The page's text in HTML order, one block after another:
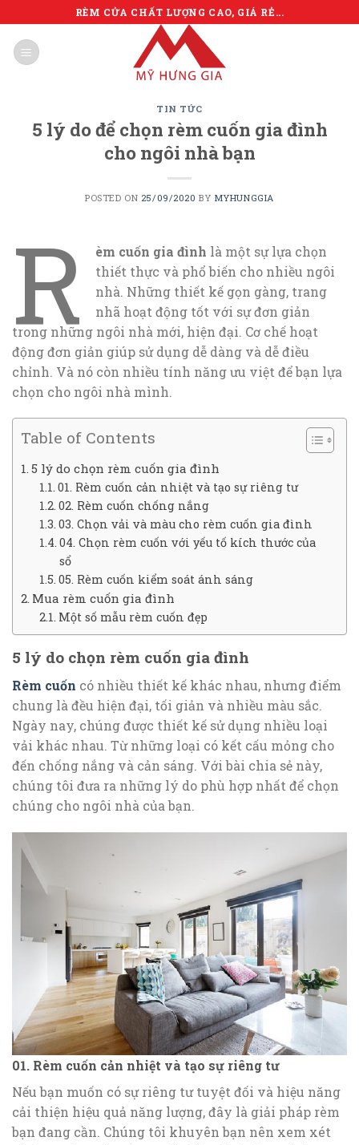
to
content
RÈM CỬA CHẤT LƯỢNG CAO, GIÁ RẺ...
TIN TỨC
5 lý do để chọn rèm cuốn gia đình
cho ngôi nhà bạn
POSTED ON 25/09/2020 BY MYHUNGGIA
R èm cuốn gia đình là một sự lựa chọn
thiết thực và phổ biến cho nhiều ngôi
nhà. Những thiết kế gọn gàng, trang
nhã hoạt động tốt với sự đơn giản
trong những ngôi nhà mới, hiện đại. Cơ chế hoạt
động đơn giản giúp sử dụng dễ dàng và dễ điều
chỉnh. Và nó còn nhiều tính năng ưu việt để bạn lựa
chọn cho ngôi nhà mình.
Table of Contents
5 lý do chọn rèm cuốn gia đình
01. Rèm cuốn cản nhiệt và tạo sự riêng tư
02. Rèm cuốn chống nắng
03. Chọn vải và màu cho rèm cuốn gia đình
04. Chọn rèm cuốn với yếu tố kích thước của
sổ
05. Rèm cuốn kiểm soát ánh sáng
Mua rèm cuốn gia đình
Một số mẫu rèm cuốn đẹp
5 lý do chọn rèm cuốn gia đình
Rèm cuốn có nhiều thiết kế khác nhau, nhưng điểm
chung là đều hiện đại, tối giản và nhiều màu sắc.
Ngày nay, chúng được thiết kế sử dụng nhiều loại
vải khác nhau. Từ những loại có kết cấu mỏng cho
đến chống nắng và cản sáng. Với bài chia sẻ này,
chúng tôi đưa ra những lý do phù hợp nhất để chọn
chúng cho ngôi nhà của bạn.
01. Rèm cuốn cản nhiệt và tạo sự riêng tư
Nếu bạn muốn có sự riêng tư tuyệt đối và hiệu năng
cải thiện hiệu quả năng lượng, đây là giải pháp rèm
bạn đang cần. Chúng tôi khuyên bạn nên xem xét